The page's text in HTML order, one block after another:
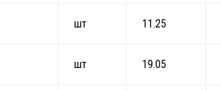
шт 11.25
шт 19.05